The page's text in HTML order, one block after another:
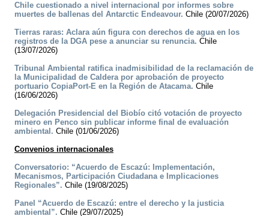
Chile cuestionado a nivel internacional por informes sobre
muertes de ballenas del Antarctic Endeavour. Chile (20/07/2026)
Tierras raras: Aclara aún figura con derechos de agua en los
registros de la DGA pese a anunciar su renuncia. Chile
(13/07/2026)
Tribunal Ambiental ratifica inadmisibilidad de la reclamación de
la Municipalidad de Caldera por aprobación de proyecto
portuario CopiaPort-E en la Región de Atacama. Chile
(16/06/2026)
Delegación Presidencial del Biobío citó votación de proyecto
minero en Penco sin publicar informe final de evaluación
ambiental. Chile (01/06/2026)
Convenios internacionales
Conversatorio: “Acuerdo de Escazú: Implementación,
Mecanismos, Participación Ciudadana e Implicaciones
Regionales”. Chile (19/08/2025)
Panel “Acuerdo de Escazú: entre el derecho y la justicia
ambiental”. Chile (29/07/2025)